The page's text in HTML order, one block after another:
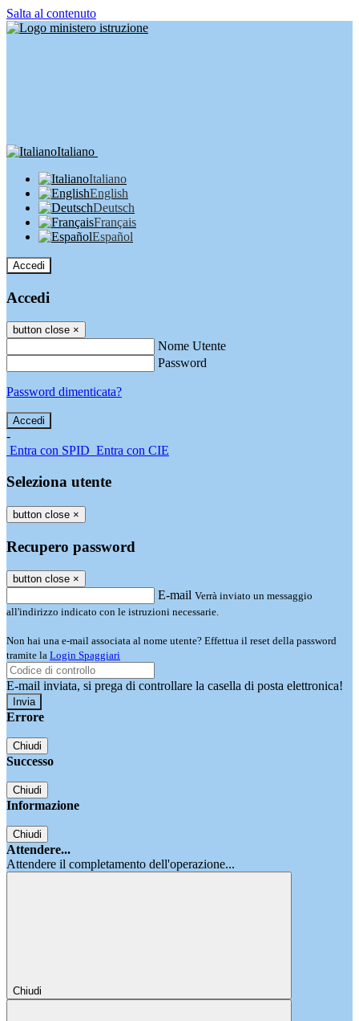
Salta al contenuto
Italiano
Italiano
English
Deutsch
Français
Español
Accedi
Accedi
button close ×
Nome Utente
Password
Password dimenticata?
-
Entra con SPID Entra con CIE
Seleziona utente
button close ×
Recupero password
button close ×
E-mail Verrà inviato un messaggio
all'indirizzo indicato con le istruzioni necessarie.
Non hai una e-mail associata al nome utente? Effettua il reset della password
tramite la Login Spaggiari
E-mail inviata, si prega di controllare la casella di posta elettronica!
Errore
Chiudi
Successo
Chiudi
Informazione
Chiudi
Attendere...
Attendere il completamento dell'operazione...
Chiudi